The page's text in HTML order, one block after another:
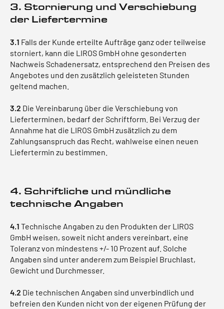
3. Stornierung und Verschiebung
der Liefertermine
3.1 Falls der Kunde erteilte Aufträge ganz oder teilweise
storniert, kann die LIROS GmbH ohne gesonderten
Nachweis Schadenersatz, entsprechend den Preisen des
Angebotes und den zusätzlich geleisteten Stunden
geltend machen.
3.2 Die Vereinbarung über die Verschiebung von
Lieferterminen, bedarf der Schriftform. Bei Verzug der
Annahme hat die LIROS GmbH zusätzlich zu dem
Zahlungsanspruch das Recht, wahlweise einen neuen
Liefertermin zu bestimmen.
4. Schriftliche und mündliche
technische Angaben
4.1 Technische Angaben zu den Produkten der LIROS
GmbH weisen, soweit nicht anders vereinbart, eine
Toleranz von mindestens +/- 10 Prozent auf. Solche
Angaben sind unter anderem zum Beispiel Bruchlast,
Gewicht und Durchmesser.
4.2 Die technischen Angaben sind unverbindlich und
befreien den Kunden nicht von der eigenen Prüfung der